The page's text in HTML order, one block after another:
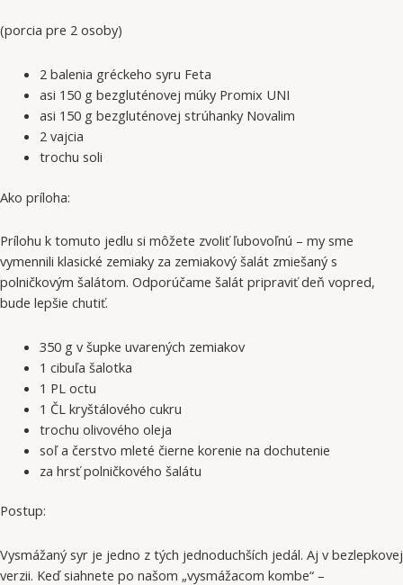
(porcia pre 2 osoby)
2 balenia gréckeho syru Feta
asi 150 g bezgluténovej múky Promix UNI
asi 150 g bezgluténovej strúhanky Novalim
2 vajcia
trochu soli
Ako príloha:
Prílohu k tomuto jedlu si môžete zvoliť ľubovoľnú – my sme
vymennili klasické zemiaky za zemiakový šalát zmiešaný s
polničkovým šalátom. Odporúčame šalát pripraviť deň vopred,
bude lepšie chutiť.
350 g v šupke uvarených zemiakov
1 cibuľa šalotka
1 PL octu
1 ČL kryštálového cukru
trochu olivového oleja
soľ a čerstvo mleté čierne korenie na dochutenie
za hrsť polničkového šalátu
Postup:
Vysmážaný syr je jedno z tých jednoduchších jedál. Aj v bezlepkovej
verzii. Keď siahnete po našom „vysmážacom kombe“ –